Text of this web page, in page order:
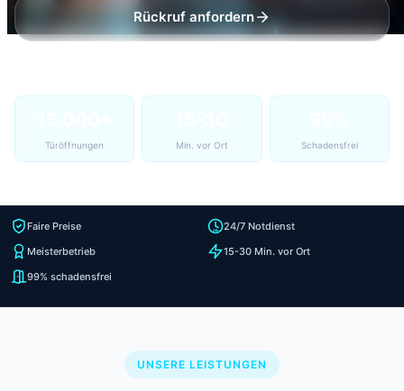
Rückruf anfordern
Türöffnungen Min. vor Ort Schadensfrei
Faire Preise
24/7 Notdienst
Meisterbetrieb
15-30 Min. vor Ort
99% schadensfrei
UNSERE LEISTUNGEN